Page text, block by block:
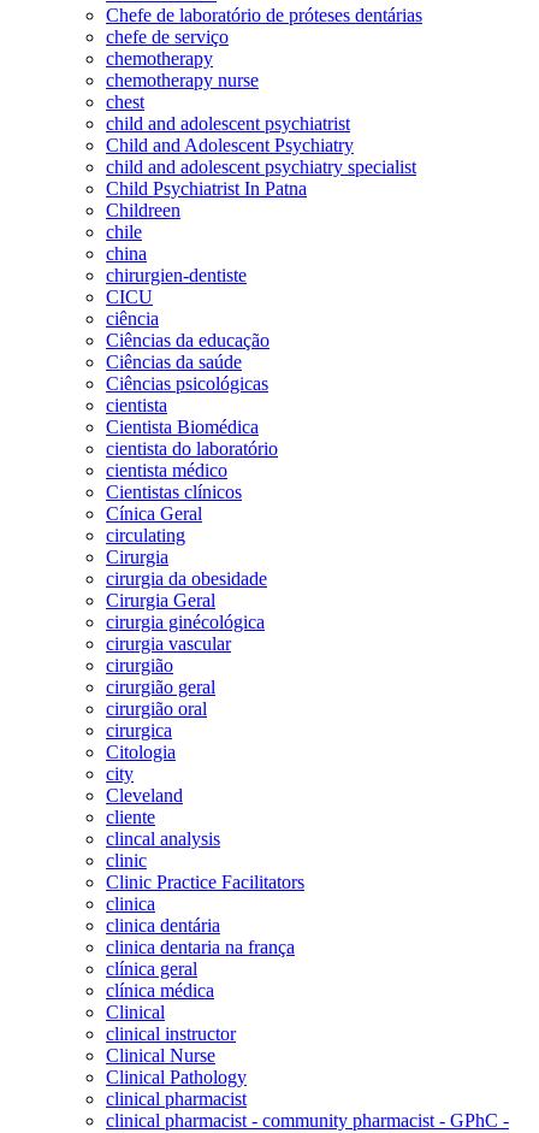
Chefe de laboratório de próteses dentárias
chefe de serviço
chemotherapy
chemotherapy nurse
chest
child and adolescent psychiatrist
Child and Adolescent Psychiatry
child and adolescent psychiatry specialist
Child Psychiatrist In Patna
Childreen
chile
china
chirurgien-dentiste
CICU
ciência
Ciências da educação
Ciências da saúde
Ciências psicológicas
cientista
Cientista Biomédica
cientista do laboratório
cientista médico
Cientistas clínicos
Cínica Geral
circulating
Cirurgia
cirurgia da obesidade
Cirurgia Geral
cirurgia ginécológica
cirurgia vascular
cirurgião
cirurgião geral
cirurgião oral
cirurgica
Citologia
city
Cleveland
cliente
clincal analysis
clinic
Clinic Practice Facilitators
clinica
clinica dentária
clinica dentaria na frança
clínica geral
clínica médica
Clinical
clinical instructor
Clinical Nurse
Clinical Pathology
clinical pharmacist
clinical pharmacist - community pharmacist - GPhC -